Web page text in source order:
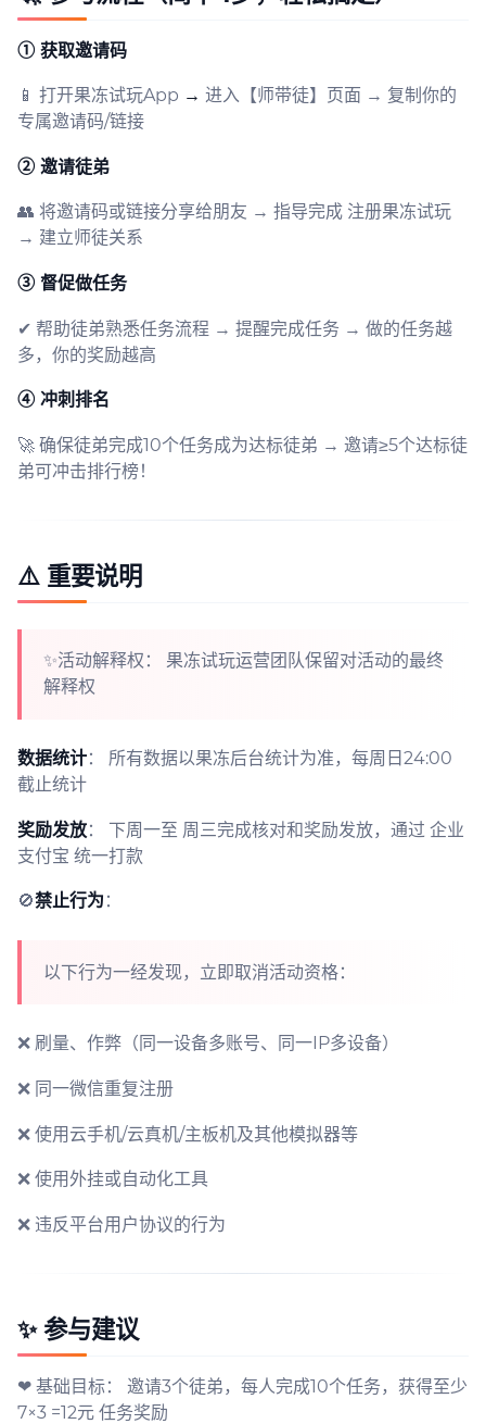
➀ 获取邀请码
📱 打开果冻试玩App → 进入【师带徒】页面 → 复制你的
专属邀请码/链接
➁ 邀请徒弟
👥 将邀请码或链接分享给朋友 → 指导完成 注册果冻试玩
→ 建立师徒关系
➂ 督促做任务
✔ 帮助徒弟熟悉任务流程 → 提醒完成任务 → 做的任务越
多，你的奖励越高
➃ 冲刺排名
🚀 确保徒弟完成10个任务成为达标徒弟 → 邀请≥5个达标徒
弟可冲击排行榜！
⚠️ 重要说明
✨活动解释权： 果冻试玩运营团队保留对活动的最终
解释权
数据统计： 所有数据以果冻后台统计为准，每周日24:00
截止统计
奖励发放： 下周一至 周三完成核对和奖励发放，通过 企业
支付宝 统一打款
🚫禁止行为 ：
以下行为一经发现，立即取消活动资格：
❌ 刷量、作弊（同一设备多账号、同一IP多设备）
❌ 同一微信重复注册
❌ 使用云手机/云真机/主板机及其他模拟器等
❌ 使用外挂或自动化工具
❌ 违反平台用户协议的行为
✨ 参与建议
❤ 基础目标： 邀请3个徒弟，每人完成10个任务，获得至少
7×3 =12元 任务奖励